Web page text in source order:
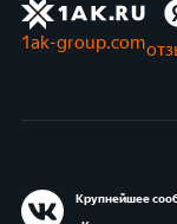
1ak-group.com
Крупнейшее